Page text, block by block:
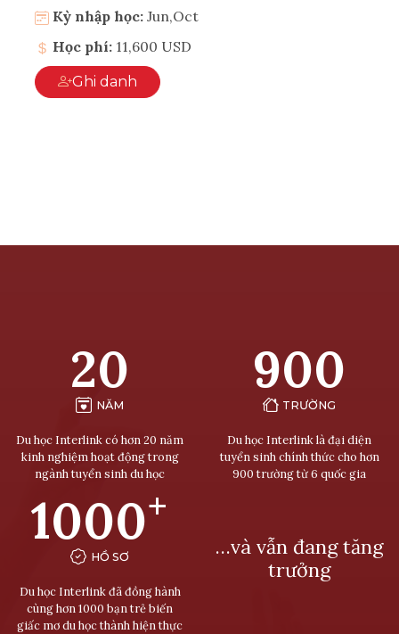
Kỳ nhập học: Jun,Oct
Học phí: 11,600 USD
Ghi danh
20
NĂM
Du học Interlink có hơn 20 năm
kinh nghiệm hoạt động trong
ngành tuyển sinh du học
900
TRƯỜNG
Du học Interlink là đại diện
tuyển sinh chính thức cho hơn
900 trường từ 6 quốc gia
1000+
HỒ SƠ
Du học Interlink đã đồng hành
cùng hơn 1000 bạn trẻ biến
giấc mơ du học thành hiện thực
…và vẫn đang tăng
trưởng